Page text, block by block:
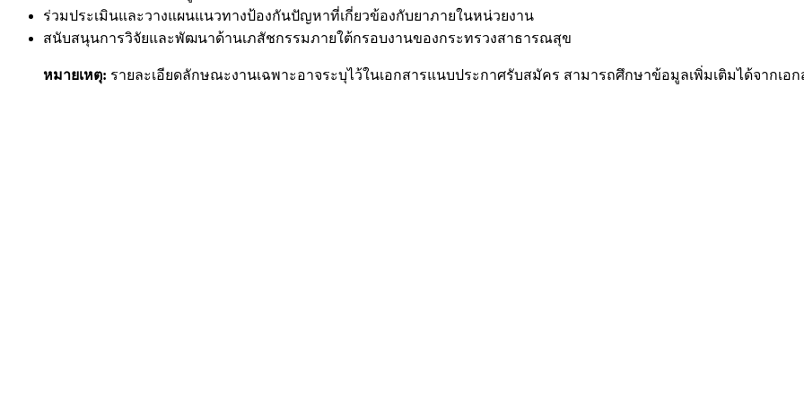
ร่วมประเมินและวางแผนแนวทางป้องกันปัญหาที่เกี่ยวข้องกับยาภายในหน่วยงาน
สนับสนุนการวิจัยและพัฒนาด้านเภสัชกรรมภายใต้กรอบงานของกระทรวงสาธารณสุข
หมายเหตุ: รายละเอียดลักษณะงานเฉพาะอาจระบุไว้ในเอกสารแนบประกาศรับสมัคร สามารถศึกษาข้อมูลเพิ่มเติมได้จากเอ